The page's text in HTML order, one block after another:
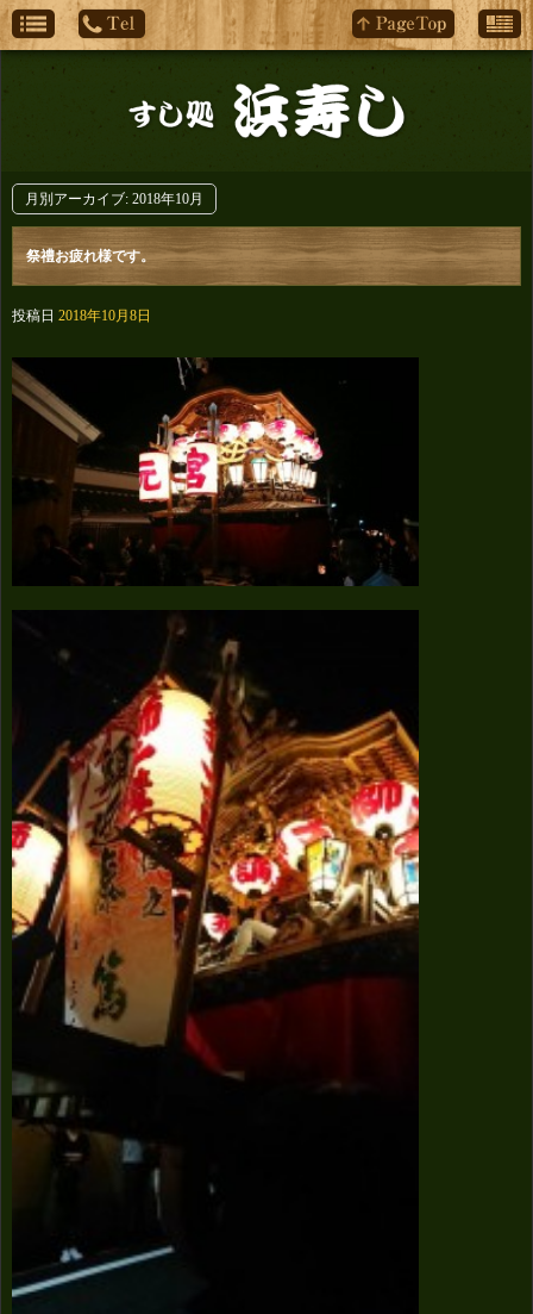
月別アーカイブ: 2018年10月
祭禮お疲れ様です。
投稿日 2018年10月8日